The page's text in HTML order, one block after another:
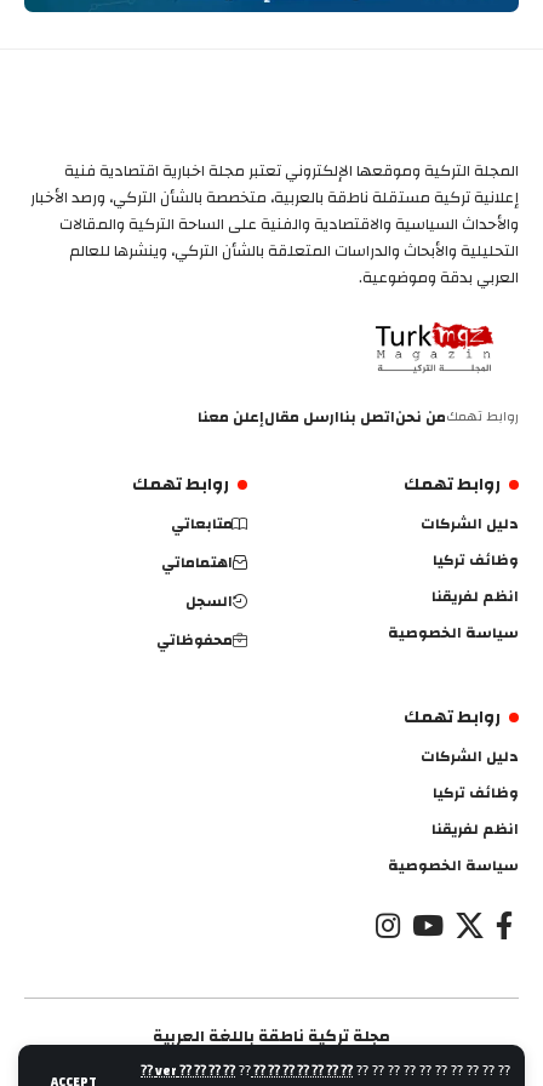
⁇ ⁇ ⁇ ⁇ ⁇ ⁇ ⁇ ⁇ ⁇ ⁇
⁇ ⁇ ⁇ ⁇ ⁇ ⁇ ⁇
⁇
⁇ ⁇ ⁇ ⁇ ver ⁇
المجلة التركية وموقعها الإلكتروني تعتبر مجلة اخبارية اقتصادية فنية
إعلانية تركية مستقلة ناطقة بالعربية، متخصصة بالشأن التركي، ورصد الأخبار
والأحداث السياسية والاقتصادية والفنية على الساحة التركية والمقالات
التحليلية والأبحاث والدراسات المتعلقة بالشأن التركي، وينشرها للعالم
العربي بدقة وموضوعية.
روابط تهمكمن نحناتصل بناارسل مقالإعلن معنا
روابط تهمك
دليل الشركات
وظائف تركيا
انظم لفريقنا
سياسة الخصوصية
روابط تهمك
متابعاتي
اهتماماتي
السجل
محفوظاتي
روابط تهمك
دليل الشركات
وظائف تركيا
انظم لفريقنا
سياسة الخصوصية
مجلة تركية ناطقة باللغة العربية